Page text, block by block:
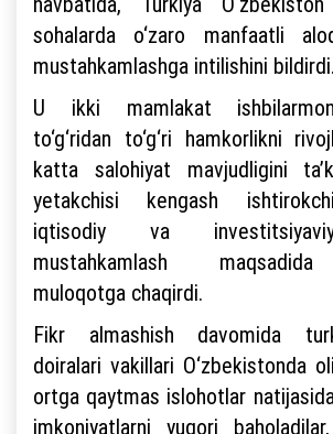
sohalarda o‘zaro manfaatli
mustahkamlashga intilishini bildirdi.
U ikki mamlakat
to‘g‘ridan to‘g‘ri hamkorlikni
katta salohiyat mavjudligini
yetakchisi kengash
iqtisodiy va
mustahkamlash
muloqotga chaqirdi.
Fikr almashish davomida
doiralari vakillari O‘zbekistonda
ortga qaytmas islohotlar
imkoniyatlarni yuqori